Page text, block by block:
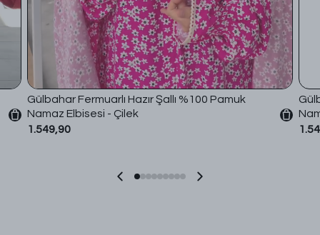
Gülbahar Fermuarlı Hazır Şallı %100 Pamuk
Namaz Elbisesi - Çilek
1.549,90